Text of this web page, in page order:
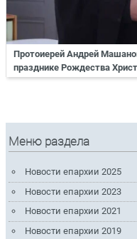
Протоиерей Андрей
празднике Рождества
Меню раздела
Новости епархии 2025
Новости епархии 2023
Новости епархии 2021
Новости епархии 2019